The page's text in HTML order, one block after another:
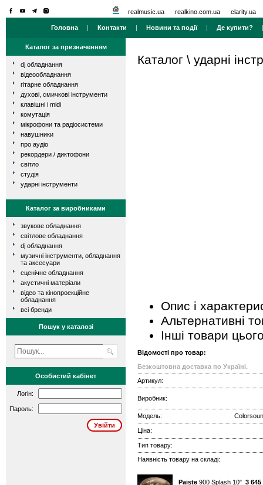
realmusic.ua realkino.com.ua clarity.ua
Головна | Контакти | Новини та події| Де купити?
Каталог за призначенням
dj обладнання
відеообладнання
гітарне обладнання
духові, смичкові інструменти
клавішні і midi
комутація
мікрофони та радіосистеми
навушники
про аудіо
рекордери / диктофони
світло
студія
ударні інструменти
Каталог за виробниками
звукове обладнання
світлове обладнання
dj обладнання
музичні інструменти, обладнання
та аксесуари
сценічне обладнання
акустичні матеріали
відео та кінопроекційне
обладнання
всі бренди
Пошук у каталозі
Особистий кабінет
Логін:
Пароль:
Каталог \ ударні
Опис і
Альтернативні
Інші товари
Відомості про товар:
Безкоштовна доставка по Україні.
Артикул:
Виробник:
Модель:
Ціна:
Тип товару:
Наявність товару на складі:
Paiste 900 Splash 10" 3 645